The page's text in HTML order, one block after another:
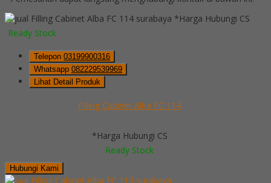
*Harga Hubungi CS
Ready Stock
Telepon 03199900316
Whatsapp 082229539969
Lihat Detail Produk
Filling Cabinet Alba FC 114
*Harga Hubungi CS
Ready Stock
Hubungi Kami